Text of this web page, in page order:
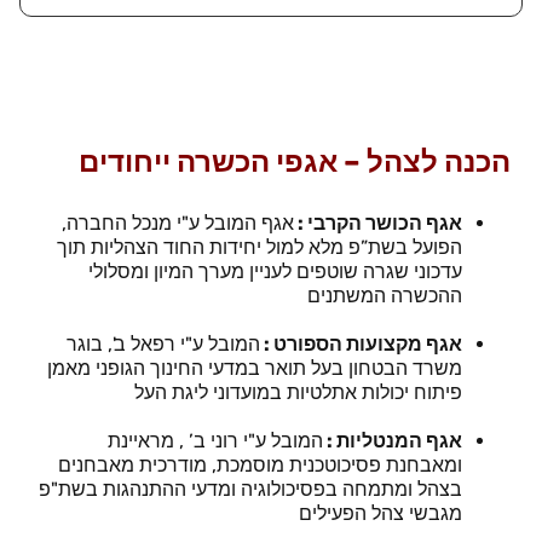
הכנה לצהל – אגפי הכשרה ייחודים
אגף הכושר הקרבי : אגף המובל ע"י מנכל החברה,
הפועל בשת”פ מלא למול יחידות החוד הצהליות תוך
עדכוני שגרה שוטפים לעניין מערך המיון ומסלולי
ההכשרה המשתנים
אגף מקצועות הספורט : המובל ע"י רפאל ב', בוגר
משרד הבטחון בעל תואר במדעי החינוך הגופני מאמן
פיתוח יכולות אתלטיות במועדוני ליגת העל
אגף המנטליות : המובל ע"י רוני ב’ , מראיינת
ומאבחנת פסיכוטכנית מוסמכת, מודרכית מאבחנים
בצהל ומתמחה בפסיכולוגיה ומדעי ההתנהגות בשת"פ
מגבשי צהל הפעילים